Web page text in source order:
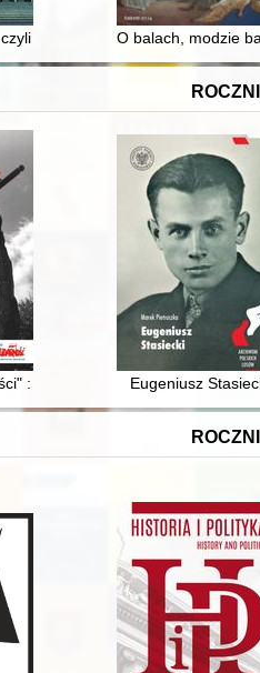
Opowieść o zabawach i grach
O balach, modzie
Enigma
: Region Środkowo-Wschodni w
Eugeniusz